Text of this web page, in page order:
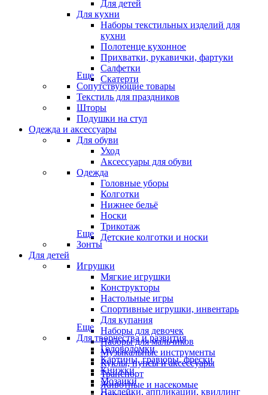
Для детей
Для кухни
Наборы текстильных изделий для
кухни
Полотенце кухонное
Прихватки, рукавички, фартуки
Салфетки
Скатерти
Еще
Сопутствующие товары
Текстиль для праздников
Шторы
Подушки на стул
Одежда и аксессуары
Для обуви
Уход
Аксессуары для обуви
Одежда
Головные уборы
Колготки
Нижнее бельё
Носки
Трикотаж
Детские колготки и носки
Еще
Зонты
Для детей
Игрушки
Мягкие игрушки
Конструкторы
Настольные игры
Спортивные игрушки, инвентарь
Для купания
Наборы для девочек
Наборы для мальчиков
Музыкальные инструменты
Куклы, пупсы и аксессуары
Транспорт
Животные и насекомые
Еще
Для творчества и развития
Головоломки
Картины, гравюры, фрески
Книжки
Мозаики
Наклейки, аппликации, квиллинг